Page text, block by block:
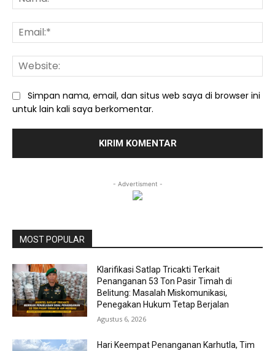
Simpan nama, email, dan situs web saya di browser ini
untuk lain kali saya berkomentar.
- Advertisment -
MOST POPULAR
Klarifikasi Satlap Tricakti Terkait
Penanganan 53 Ton Pasir Timah di
Belitung: Masalah Miskomunikasi,
Penegakan Hukum Tetap Berjalan
Agustus 6, 2026
Hari Keempat Penanganan Karhutla, Tim